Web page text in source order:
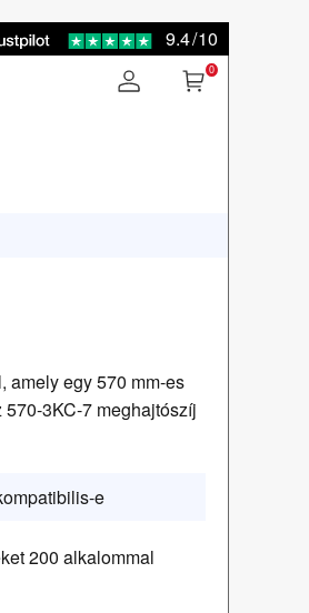
9.4/10
0
amely egy 570 mm-es
3KC-7 meghajtószíj
e
200 alkalommal